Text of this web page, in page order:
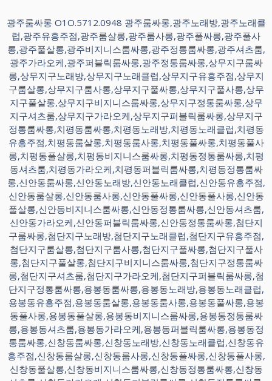
광주룸싸롱 O1O.5712.0948 광주룸싸롱,광주노래방,광주노래클
럽,광주유흥주점,광주룸살롱,광주룸사롱,광주풀싸롱,광주풀사
롱,광주풀살롱,광주비지니스룸싸롱,광주정통룸싸롱,광주셔츠룸,
광주가라오케,광주퍼블릭룸싸롱,광주정통룸싸롱,상무지구룸싸
롱,상무지구노래방,상무지구노래클럽,상무지구유흥주점,상무지
구룸살롱,상무지구룸사롱,상무지구풀싸롱,상무지구풀사롱,상무
지구풀살롱,상무지구비지니스룸싸롱,상무지구정통룸싸롱,상무
지구셔츠룸,상무지구가라오케,상무지구퍼블릭룸싸롱,상무지구
정통룸싸롱,치평동룸싸롱,치평동노래방,치평동노래클럽,치평동
유흥주점,치평동룸살롱,치평동룸사롱,치평동풀싸롱,치평동풀사
롱,치평동풀살롱,치평동비지니스룸싸롱,치평동정통룸싸롱,치평
동셔츠룸,치평동가라오케,치평동퍼블릭룸싸롱,치평동정통룸싸
롱,신안동룸싸롱,신안동노래방,신안동노래클럽,신안동유흥주점,
신안동룸살롱,신안동룸사롱,신안동풀싸롱,신안동풀사롱,신안동
풀살롱,신안동비지니스룸싸롱,신안동정통룸싸롱,신안동셔츠룸,
신안동가라오케,신안동퍼블릭룸싸롱,신안동정통룸싸롱,첨단지
구룸싸롱,첨단지구노래방,첨단지구노래클럽,첨단지구유흥주점,
첨단지구룸살롱,첨단지구룸사롱,첨단지구풀싸롱,첨단지구풀사
롱,첨단지구풀살롱,첨단지구비지니스룸싸롱,첨단지구정통룸싸
롱,첨단지구셔츠룸,첨단지구가라오케,첨단지구퍼블릭룸싸롱,첨
단지구정통룸싸롱,용봉동룸싸롱,용봉동노래방,용봉동노래클럽,
용봉동유흥주점,용봉동룸살롱,용봉동룸사롱,용봉동풀싸롱,용봉
동풀사롱,용봉동풀살롱,용봉동비지니스룸싸롱,용봉동정통룸싸
롱,용봉동셔츠룸,용봉동가라오케,용봉동퍼블릭룸싸롱,용봉동정
통룸싸롱,신창동룸싸롱,신창동노래방,신창동노래클럽,신창동유
흥주점,신창동룸살롱,신창동룸사롱,신창동풀싸롱,신창동풀사롱,
신창동풀살롱,신창동비지니스룸싸롱,신창동정통룸싸롱,신창동